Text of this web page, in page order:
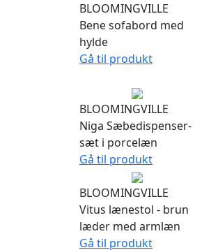
BLOOMINGVILLE
Bene sofabord med
hylde
Gå til produkt
BLOOMINGVILLE
Niga Sæbedispenser-
sæt i porcelæn
Gå til produkt
BLOOMINGVILLE
Vitus lænestol - brun
læder med armlæn
Gå til produkt